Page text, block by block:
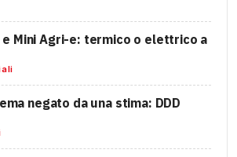
e Mini Agri-e: termico o elettrico a
negato da una stima: DDD